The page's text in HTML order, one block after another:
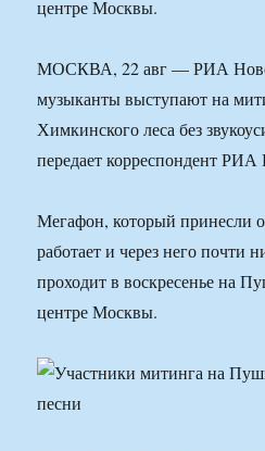
центре Москвы.
МОСКВА, 22 авг — РИА
музыканты выступают на
Химкинского леса без
передает корреспондент РИА
Мегафон, который принесли
работает и через него почти
проходит в воскресенье на
центре Москвы.